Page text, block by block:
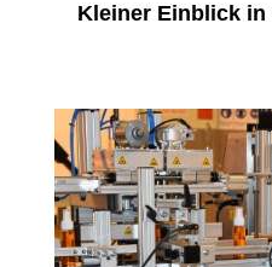
Kleiner Einblick